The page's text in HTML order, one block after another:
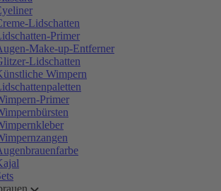
Lidschatten
Primer
Make-up-Entferner
Lidschatten
Wimpern
Primer